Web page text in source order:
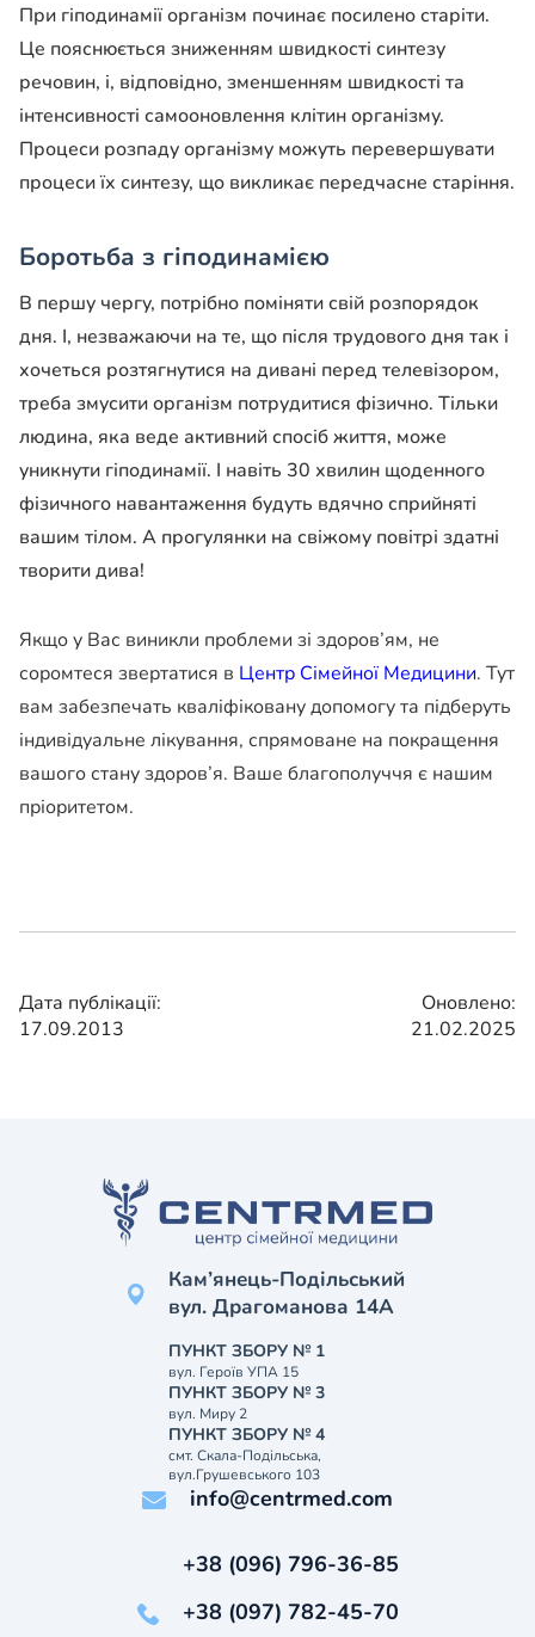
При гіподинамії організм починає посилено старіти.
Це пояснюється зниженням швидкості синтезу
речовин, і, відповідно, зменшенням швидкості та
інтенсивності самооновлення клітин організму.
Процеси розпаду організму можуть перевершувати
процеси їх синтезу, що викликає передчасне старіння.
Боротьба з гіподинамією
В першу чергу, потрібно поміняти свій розпорядок
дня. І, незважаючи на те, що після трудового дня так і
хочеться розтягнутися на дивані перед телевізором,
треба змусити організм потрудитися фізично. Тільки
людина, яка веде активний спосіб життя, може
уникнути гіподинамії. І навіть 30 хвилин щоденного
фізичного навантаження будуть вдячно сприйняті
вашим тілом. А прогулянки на свіжому повітрі здатні
творити дива!
Якщо у Вас виникли проблеми зі здоров’ям, не
соромтеся звертатися в Центр Сімейної Медицини. Тут
вам забезпечать кваліфіковану допомогу та підберуть
індивідуальне лікування, спрямоване на покращення
вашого стану здоров’я. Ваше благополуччя є нашим
пріоритетом.
Дата публікації:
17.09.2013
Оновлено:
21.02.2025
Кам’янець-Подільський
вул. Драгоманова 14А
ПУНКТ ЗБОРУ № 1
вул. Героїв УПА 15
ПУНКТ ЗБОРУ № 3
вул. Миру 2
ПУНКТ ЗБОРУ № 4
смт. Скала-Подільська,
вул.Грушевського 103
info@centrmed.com
+38 (096) 796-36-85
+38 (097) 782-45-70